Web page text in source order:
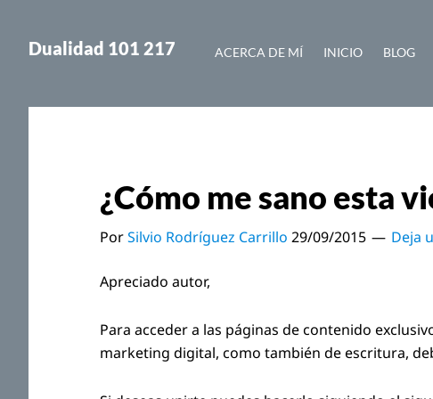
contenido
lateral
Dualidad 101 217 ACERCA DE MÍ INICIO BLOG
¿Cómo me sano esta
PorSilvio Rodríguez Carrillo 29/09/2015 Deja
Apreciado autor,
Para acceder a las páginas de contenido
marketing digital, como también de escritura,